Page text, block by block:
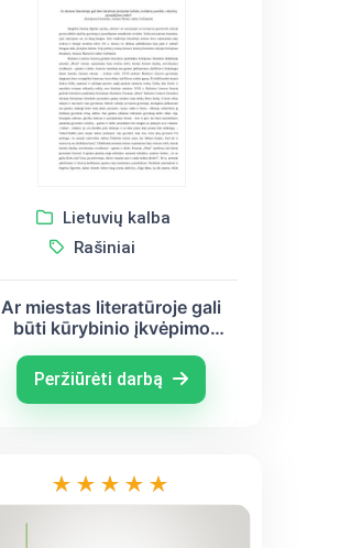
Lietuvių kalba
Rašiniai
Ar miestas literatūroje gali
būti kūrybinio įkvėpimo
vertybių puoselėjimo erdvė?
Peržiūrėti darbą